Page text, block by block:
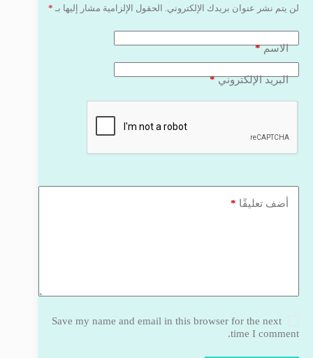
لن يتم نشر عنوان بريدك الإلكتروني. الحقول الإلزامية مشار إليها بـ *
الاسم*
البريد الإلكتروني*
أضف تعليقًا *
Save my name and email in this browser for the next
time I comment.